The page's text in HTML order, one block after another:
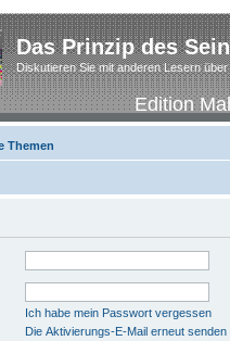
Das Prinzip des
Diskutieren Sie mit anderen Lesern
Edition
Themen
Ich habe mein Passwort vergessen
Die Aktivierungs-E-Mail erneut senden